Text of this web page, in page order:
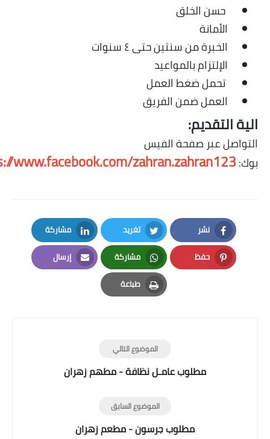
حسن الخلق
الأمانة
الخبرة من سنتين حتى ٤ سنوات
الإلتزام بالمواعيد
تحمل ضغط العمل
العمل ضمن الفريق
عبر صفحة الفيس
https://www.facebook.com/zahran.zahran123/
نشر
Facebook
تغريد
Twitter
مشاركة
LinkedIn
حفظ
Pinterest
مشاركة
Whatsapp
إرسال
طباعة
الموضوع التالي
مطلوب عامـل نظافة - مطهم زهران
الموضوع السابق
مطلوب جرسون - مطعم زهران